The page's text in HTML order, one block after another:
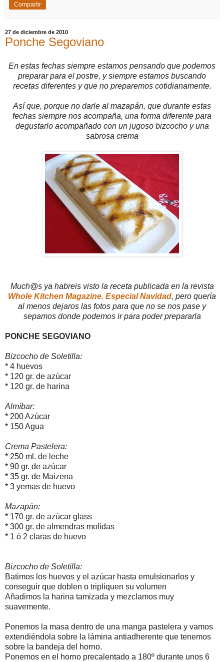
Compartir
27 de diciembre de 2010
Ponche Segoviano
En estas fechas siempre estamos pensando que podemos
preparar para el postre, y siempre estamos buscando
recetas diferentes y que no preparemos cotidianamente.
Así que, porque no darle al mazapán, que durante estas
fechas siempre nos acompaña, una forma diferente para
degustarlo acompañado con un jugoso bizcocho y una
sabrosa crema
Much@s ya habreis visto la receta publicada en la revista
Whole Kitchen Magazine. Especial Navidad, pero quería
al menos dejaros las fotos para que no se nos pase y
sepamos donde podemos ir para poder prepararla
PONCHE SEGOVIANO
Bizcocho de Soletilla:
* 4 huevos
* 120 gr. de azúcar
* 120 gr. de harina
Almíbar:
* 200 Azúcar
* 150 Agua
Crema Pastelera:
* 250 ml. de leche
* 90 gr. de azúcar
* 35 gr. de Maizena
* 3 yemas de huevo
Mazapán:
* 170 gr. de azúcar glass
* 300 gr. de almendras molidas
* 1 ó 2 claras de huevo
Bizcocho de Soletilla:
Batimos los huevos y el azúcar hasta emulsionarlos y
conseguir que doblen o tripliquen su volumen
Añadimos la harina tamizada y mezclamos muy
suavemente.
Ponemos la masa dentro de una manga pastelera y vamos
extendiéndola sobre la lámina antiadherente que tenemos
sobre la bandeja del horno.
Ponemos en el horno precalentado a 180º durante unos 6